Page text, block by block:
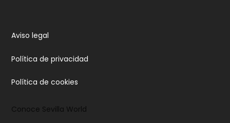
Aviso legal
Política de privacidad
Política de cookies
Conoce Sevilla World